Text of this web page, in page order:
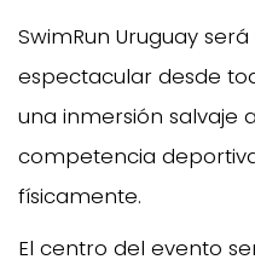
SwimRun Uruguay
espectacular desde
una inmersión salvaje
competencia
físicamente.
El centro del evento